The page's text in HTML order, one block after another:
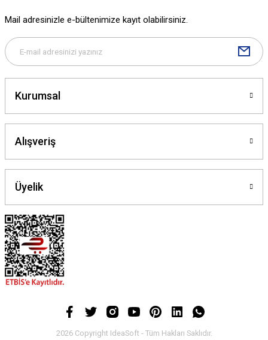
Gönder
Mail adresinizle e-bültenimize kayıt olabilirsiniz.
Kurumsal
Alışveriş
Üyelik
2026 Copyright IdeaSoft - Tüm Hakları Saklıdır.